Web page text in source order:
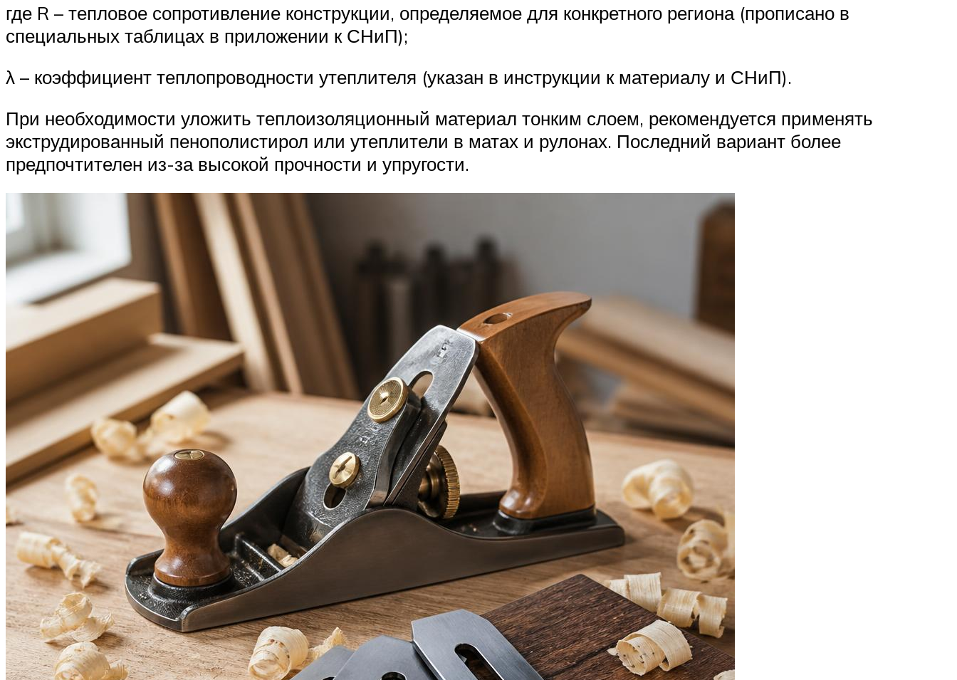
где R – тепловое сопротивление конструкции, определяемое для конкретного региона (прописано в
специальных таблицах в приложении к СНиП);
λ – коэффициент теплопроводности утеплителя (указан в инструкции к материалу и СНиП).
При необходимости уложить теплоизоляционный материал тонким слоем, рекомендуется применять
экструдированный пенополистирол или утеплители в матах и рулонах. Последний вариант более
предпочтителен из-за высокой прочности и упругости.